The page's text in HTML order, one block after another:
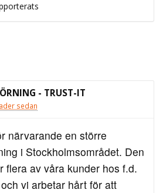
- TRUST-IT
sedan
närvarande en större
i Stockholmsområdet. Den
flera av våra kunder hos f.d.
vi arbetar hårt för att